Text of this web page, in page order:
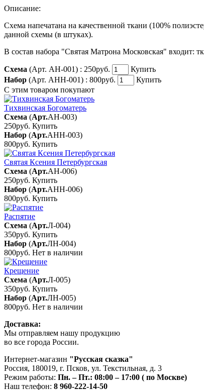
Описание:
Схема напечатана на качественной ткани (100%
данной схемы (в штуках).
В состав набора "Святая Матрона Московская" входит:
Схема (Арт. АН-001) : 250руб.
Купить
Набор (Арт. АНН-001) : 800руб.
Купить
С этим товаром покупают
Тихвинская Богоматерь
Схема (Арт.АН-003)
250руб. Купить
Набор (Арт.АНН-003)
800руб. Купить
Святая Ксения Петербургская
Схема (Арт.АН-006)
250руб. Купить
Набор (Арт.АНН-006)
800руб. Купить
Распятие
Схема (Арт.Л-004)
350руб. Купить
Набор (Арт.ЛН-004)
800руб. Нет в наличии
Крещение
Схема (Арт.Л-005)
350руб. Купить
Набор (Арт.ЛН-005)
800руб. Нет в наличии
Доставка:
Мы отправляем нашу продукцию
во все города России.
Интернет-магазин "Русская сказка"
Россия, 180019, г. Псков, ул. Текстильная, д. 3
Режим работы: Пн. – Пт.: 08:00 – 17:00 ( по Москве)
Наш телефон: 8 960-222-14-50